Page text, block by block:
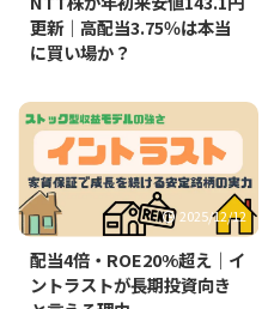
更新｜高配当3.75％は本当
に買い場か？
2025/12/12
配当4倍・ROE20%超え｜イ
ントラストが長期投資向き